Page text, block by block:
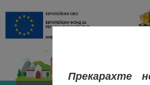
Прекарахте